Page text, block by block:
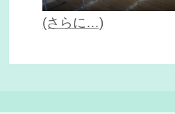
(さらに…)